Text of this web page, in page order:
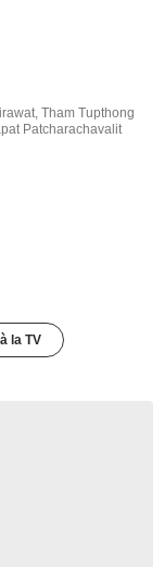
,Tham Tupthong
Patcharachavalit
la TV